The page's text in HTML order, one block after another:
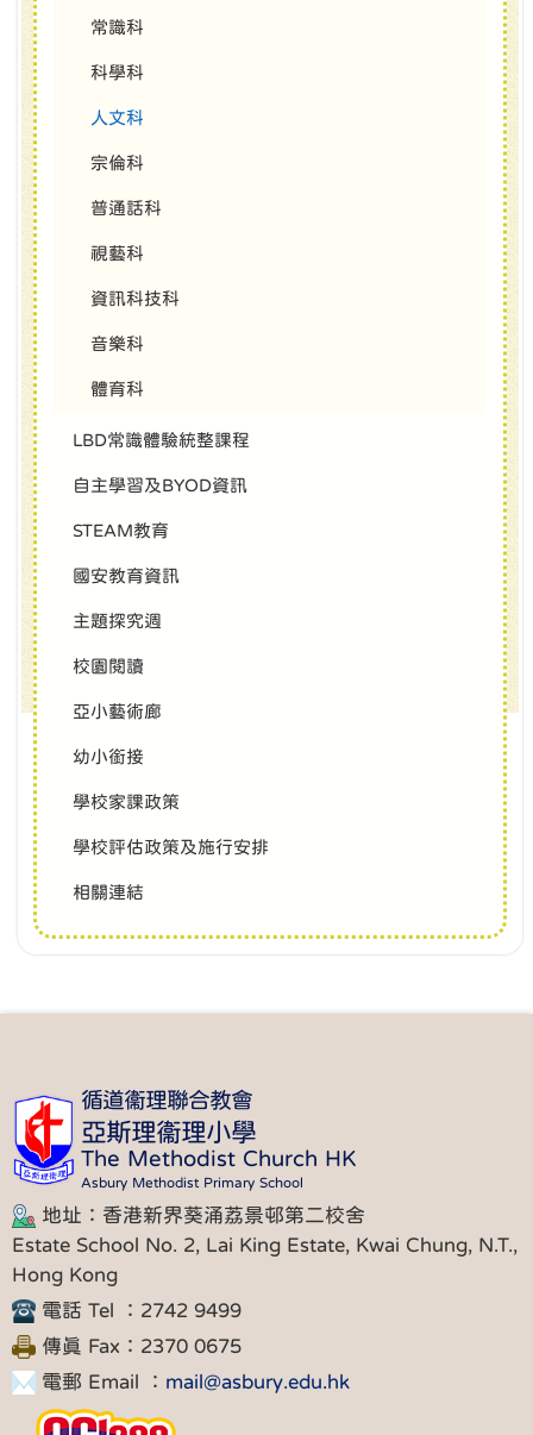
常識科
科學科
人文科
宗倫科
普通話科
視藝科
資訊科技科
音樂科
體育科
LBD常識體驗統整課程
自主學習及BYOD資訊
STEAM教育
國安教育資訊
主題探究週
校園閱讀
亞小藝術廊
幼小銜接
學校家課政策
學校評估政策及施行安排
相關連結
循道衞理聯合教會
亞斯理衞理小學
The Methodist Church HK
Asbury Methodist Primary School
地址：香港新界葵涌荔景邨第二校舍
Estate School No. 2, Lai King Estate, Kwai Chung, N.T.,
Hong Kong
電話 Tel ：2742 9499
傳真 Fax：2370 0675
電郵 Email ： mail@asbury.edu.hk